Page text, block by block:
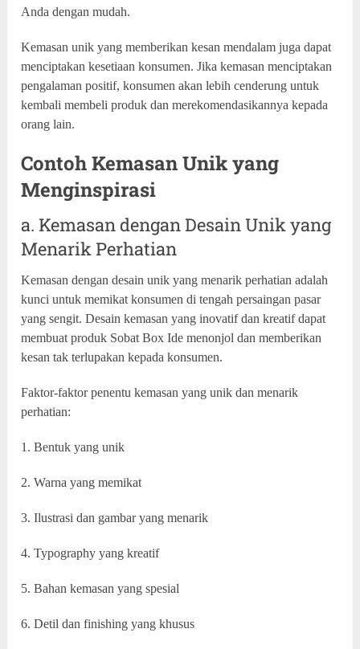
Anda dengan mudah.
Kemasan unik yang memberikan kesan mendalam juga dapat
menciptakan kesetiaan konsumen. Jika kemasan menciptakan
pengalaman positif, konsumen akan lebih cenderung untuk
kembali membeli produk dan merekomendasikannya kepada
orang lain.
Contoh Kemasan Unik yang
Menginspirasi
a. Kemasan dengan Desain Unik yang
Menarik Perhatian
Kemasan dengan desain unik yang menarik perhatian adalah
kunci untuk memikat konsumen di tengah persaingan pasar
yang sengit. Desain kemasan yang inovatif dan kreatif dapat
membuat produk Sobat Box Ide menonjol dan memberikan
kesan tak terlupakan kepada konsumen.
Faktor-faktor penentu kemasan yang unik dan menarik
perhatian:
1. Bentuk yang unik
2. Warna yang memikat
3. Ilustrasi dan gambar yang menarik
4. Typography yang kreatif
5. Bahan kemasan yang spesial
6. Detil dan finishing yang khusus